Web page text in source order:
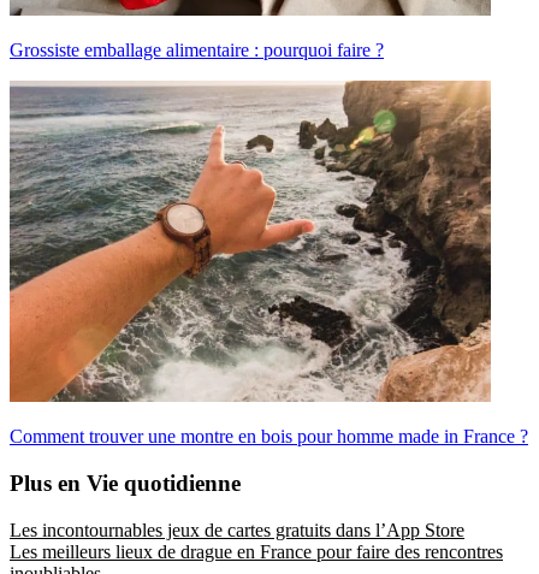
Grossiste emballage alimentaire : pourquoi faire ?
Comment trouver une montre en bois pour homme made in France ?
Plus en Vie quotidienne
Les incontournables jeux de cartes gratuits dans l’App Store
Les meilleurs lieux de drague en France pour faire des rencontres